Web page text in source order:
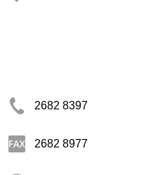
2682 8397
2682 8977